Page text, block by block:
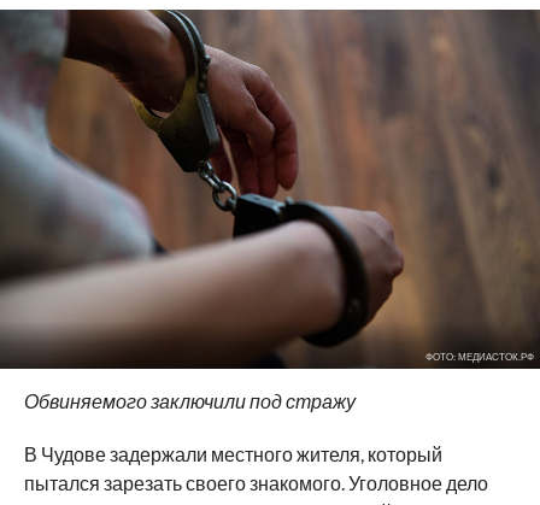
ФОТО: МЕДИАСТОК.РФ
Обвиняемого заключили под стражу
В Чудове задержали местного жителя, который
пытался зарезать своего знакомого. Уголовное дело